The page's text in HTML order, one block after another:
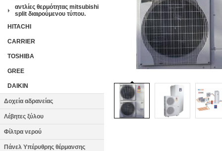
αντλίες θερμότητας mitsubishi
split διαιρούμενου τύπου.
HITACHI
CARRIER
TOSHIBA
GREE
DAIKIN
Δοχεία αδρανείας
Λέβητες ξύλου
Φίλτρα νερού
Πάνελ Υπέρυθρης θέρμανσης